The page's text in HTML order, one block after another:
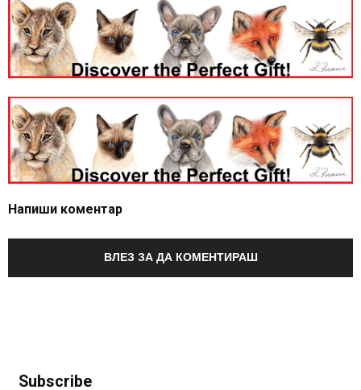
Напиши коментар
ВЛЕЗ ЗА ДА КОМЕНТИРАШ
Subscribe